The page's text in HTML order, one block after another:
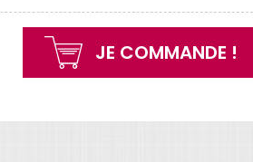
JE COMMANDE !